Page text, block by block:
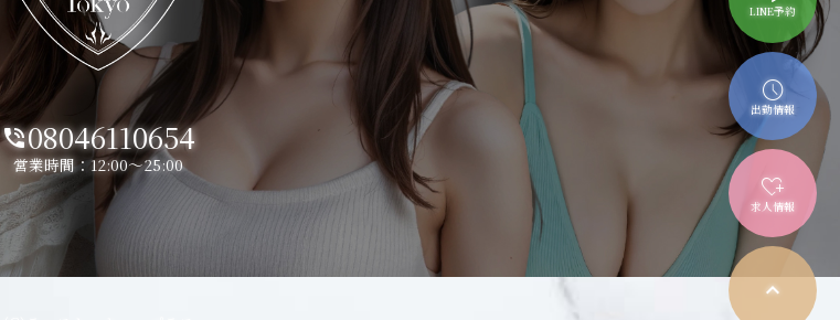
phone_in_talk08046110654
営業時間：12:00～25:00
LINE予約
schedule
出勤情報
heart_plus
求人情報
expand_less